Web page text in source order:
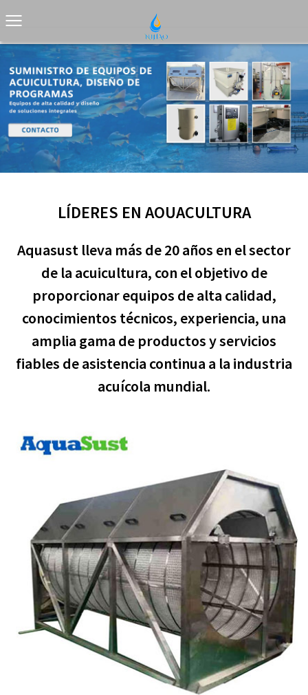
LÍDERES EN AOUACULTURA
Aquasust lleva más de 20 años en el sector
de la acuicultura, con el objetivo de
proporcionar equipos de alta calidad,
conocimientos técnicos, experiencia, una
amplia gama de productos y servicios
fiables de asistencia continua a la industria
acuícola mundial.